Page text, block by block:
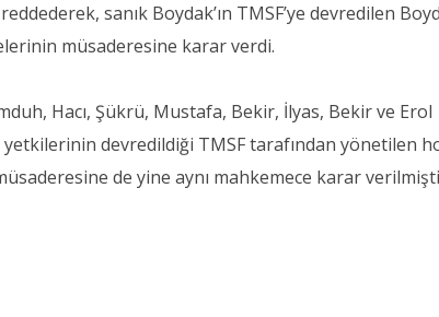
sanık Boydak’ın TMSF’ye devredilen
müsaderesine karar verdi.
Hacı, Şükrü, Mustafa, Bekir, İlyas, Bekir ve Erol
yetkilerinin devredildiği TMSF tarafından yönetilen
de yine aynı mahkemece karar